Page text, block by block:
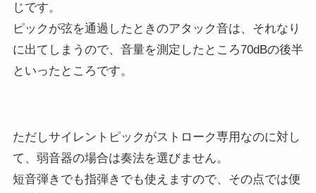
じです。
ピックが弦を通過したときのアタック音は、それなり
に出てしまうので、音量を測定したところ70dBの後半
といったところです。
ただしサイレントピックがストローク専用なのに対し
て、弱音器の場合は奏法を選びません。
短音弾きでも指弾きでも使えますので、その点では便